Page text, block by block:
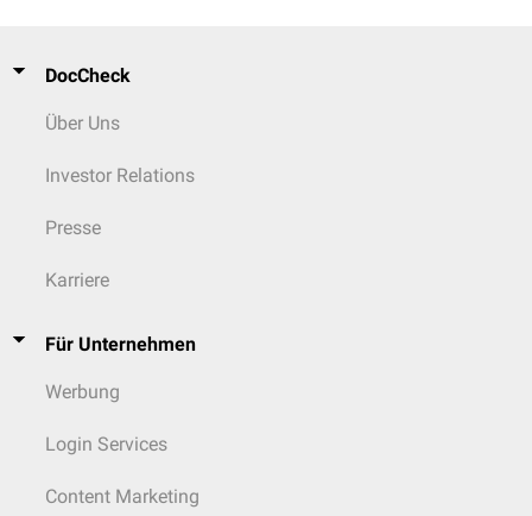
DocCheck
Über Uns
Investor Relations
Presse
Karriere
Für Unternehmen
Werbung
Login Services
Content Marketing